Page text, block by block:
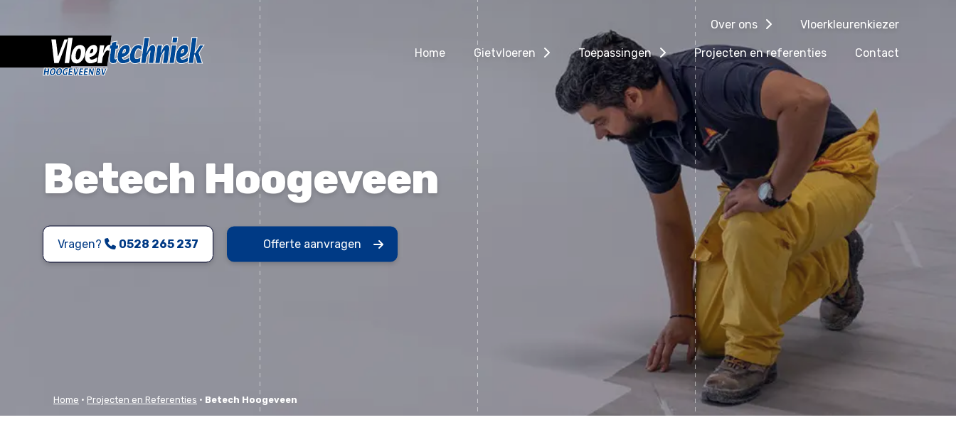
Over ons Vloerkleurenkiezer
Home Gietvloeren Toepassingen Projecten en referenties Contact
Betech Hoogeveen
Vragen? 0528 265 237 Offerte aanvragen
Home • Projecten en Referenties • Betech Hoogeveen